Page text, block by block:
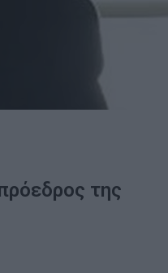
της